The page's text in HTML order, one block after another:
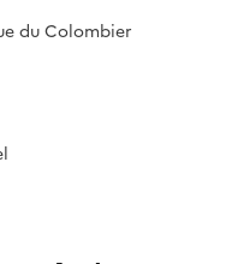
du Colombier